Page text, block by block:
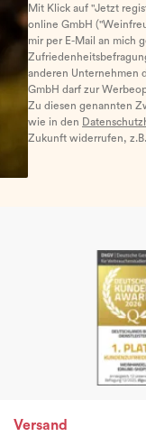
Mit Klick auf "Jetzt
online GmbH
mir per E-Mail an mich
anderen Unternehmen
GmbH darf zur
Zu diesen genannten
wie in den
Zukunft widerrufen,
Versand